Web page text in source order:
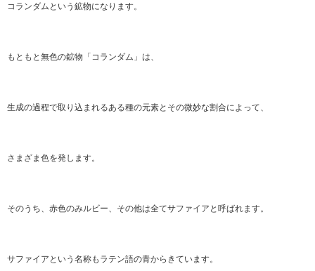
コランダムという鉱物になります。
もともと無色の鉱物「コランダム」は、
生成の過程で取り込まれるある種の元素とその微妙な割合によって、
さまざま色を発します。
そのうち、赤色のみルビー、その他は全てサファイアと呼ばれます。
サファイアという名称もラテン語の青からきています。